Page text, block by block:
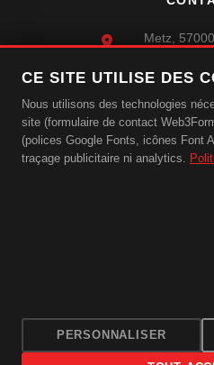
Metz,
03 74
WhatsApp :06
CE SITE UTILISE DES
Nous utilisons des technologies
site (formulaire de contact
(polices Google Fonts, icônes Font
traçage publicitaire ni analytics.
PERSONNALISER